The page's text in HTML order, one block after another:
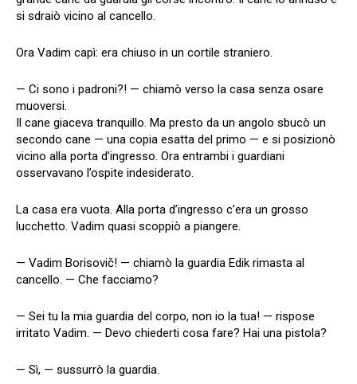
si sdraiò vicino al cancello.
Ora Vadim capì: era chiuso in un cortile straniero.
— Ci sono i padroni?! — chiamò verso la casa senza osare
muoversi.
Il cane giaceva tranquillo. Ma presto da un angolo sbucò un
secondo cane — una copia esatta del primo — e si posizionò
vicino alla porta d’ingresso. Ora entrambi i guardiani
osservavano l’ospite indesiderato.
La casa era vuota. Alla porta d’ingresso c’era un grosso
lucchetto. Vadim quasi scoppiò a piangere.
— Vadim Borisovič! — chiamò la guardia Edik rimasta al
cancello. — Che facciamo?
— Sei tu la mia guardia del corpo, non io la tua! — rispose
irritato Vadim. — Devo chiederti cosa fare? Hai una pistola?
— Sì, — sussurrò la guardia.